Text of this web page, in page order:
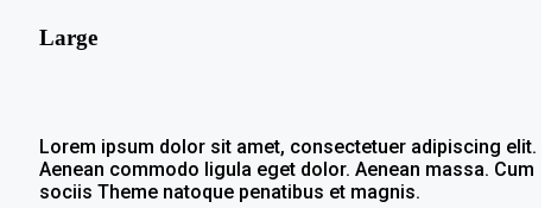
Large
Lorem ipsum dolor sit amet, consectetuer adipiscing elit.
Aenean commodo ligula eget dolor. Aenean massa. Cum
sociis Theme natoque penatibus et magnis.